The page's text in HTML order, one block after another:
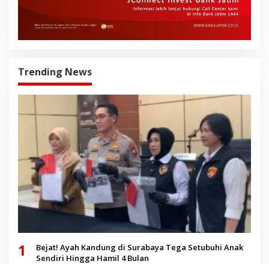
Trending News
1
Bejat! Ayah Kandung di Surabaya Tega Setubuhi Anak
Sendiri Hingga Hamil 4 Bulan